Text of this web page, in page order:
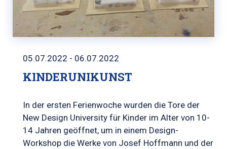
05.07.2022 - 06.07.2022
KINDERUNIKUNST
In der ersten Ferienwoche wurden die Tore der
New Design University für Kinder im Alter von 10-
14 Jahren geöffnet, um in einem Design-
Workshop die Werke von Josef Hoffmann und der